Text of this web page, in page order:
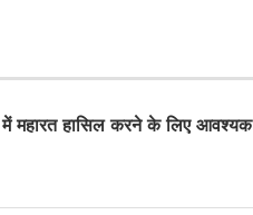
हासिल करने के लिए आवश्यक